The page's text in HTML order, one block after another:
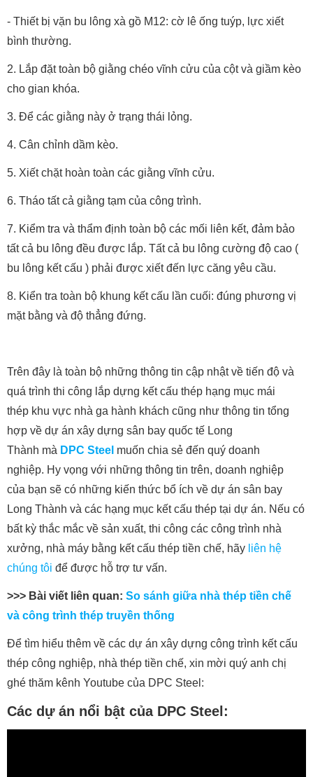
- Thiết bị vặn bu lông xà gồ M12: cờ lê ống tuýp, lực xiết
bình thường.
2. Lắp đặt toàn bộ giằng chéo vĩnh cửu của cột và giầm kèo
cho gian khóa.
3. Để các giằng này ở trạng thái lỏng.
4. Cân chỉnh dầm kèo.
5. Xiết chặt hoàn toàn các giằng vĩnh cửu.
6. Tháo tất cả giằng tạm của công trình.
7. Kiểm tra và thẩm định toàn bộ các mối liên kết, đảm bảo
tất cả bu lông đều được lắp. Tất cả bu lông cường độ cao (
bu lông kết cấu ) phải được xiết đến lực căng yêu cầu.
8. Kiển tra toàn bộ khung kết cấu lần cuối: đúng phương vị
mặt bằng và độ thẳng đứng.
Trên đây là toàn bộ những thông tin cập nhật về tiến độ và
quá trình thi công lắp dựng kết cấu thép hạng mục mái
thép khu vực nhà ga hành khách cũng như thông tin tổng
hợp về dự án xây dựng sân bay quốc tế Long
Thành mà DPC Steel muốn chia sẻ đến quý doanh
nghiệp. Hy vọng với những thông tin trên, doanh nghiệp
của bạn sẽ có những kiến thức bổ ích về dự án sân bay
Long Thành và các hạng mục kết cấu thép tại dự án. Nếu có
bất kỳ thắc mắc về sản xuất, thi công các công trình nhà
xưởng, nhà máy bằng kết cấu thép tiền chế, hãy liên hệ
chúng tôi để được hỗ trợ tư vấn.
>>> Bài viết liên quan: So sánh giữa nhà thép tiền chế
và công trình thép truyền thống
Để tìm hiểu thêm về các dự án xây dựng công trình kết cấu
thép công nghiệp, nhà thép tiền chế, xin mời quý anh chị
ghé thăm kênh Youtube của DPC Steel:
Các dự án nổi bật của DPC Steel: